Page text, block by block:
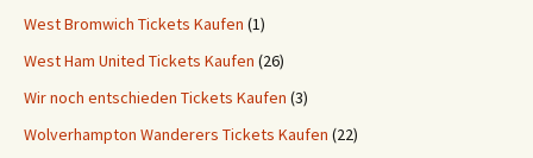
West Bromwich Tickets Kaufen (1)
West Ham United Tickets Kaufen (26)
Wir noch entschieden Tickets Kaufen (3)
Wolverhampton Wanderers Tickets Kaufen (22)